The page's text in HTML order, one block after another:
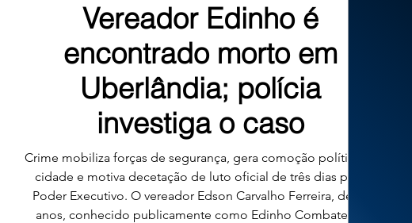
Vereador Edinho é
encontrado morto em
Uberlândia; polícia
investiga o caso
Crime mobiliza forças de segurança, gera comoção política na
cidade e motiva decetação de luto oficial de três dias pelo
Poder Executivo. O vereador Edson Carvalho Ferreira, de 49
anos, conhecido publicamente como Edinho Combate ao